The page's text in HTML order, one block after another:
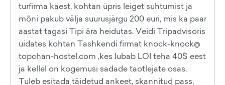
turfirma käest, kohtan üpris leiget suhtumist ja
mõni pakub välja suurusjärgu 200 euri, mis ka paar
aastat tagasi Tipi ära heidutas. Veidi Tripadvisoris
uidates kohtan Tashkendi firmat knock-knock@
topchan-hostel.com ,kes lubab LOI teha 40$ eest
ja kellel on kogemusi sadade taotlejate osas.
Tuleb esitada täidetud ankeet, skannitud pass,